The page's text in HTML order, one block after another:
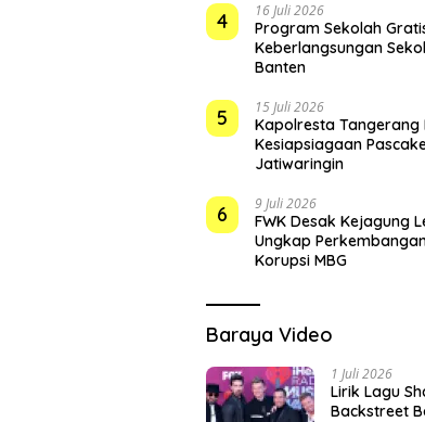
4 16 Juli 2026
Program Sekolah
Keberlangsungan
Banten
5 15 Juli 2026
Kapolresta Tangerang
Kesiapsiagaan
Jatiwaringin
6 9 Juli 2026
FWK Desak Kejagung
Ungkap
Korupsi MBG
Baraya Video
1 Juli 2026
Lirik Lagu
Backstreet